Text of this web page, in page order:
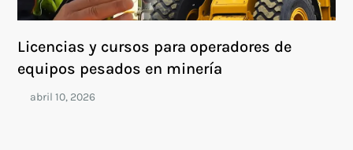
Licencias y cursos para operadores de
equipos pesados en minería